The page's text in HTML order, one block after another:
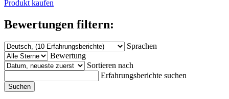
Produkt kaufen
Bewertungen filtern:
Sprachen
Bewertung
Sortieren nach
Erfahrungsberichte suchen
Suchen